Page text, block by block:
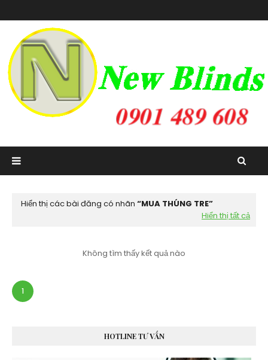
Hiển thị các bài đăng có nhãn
MUA THÚNG TRE
Hiển thị tất cả
Không tìm thấy kết quả nào
1
HOTLINE TƯ VẤN